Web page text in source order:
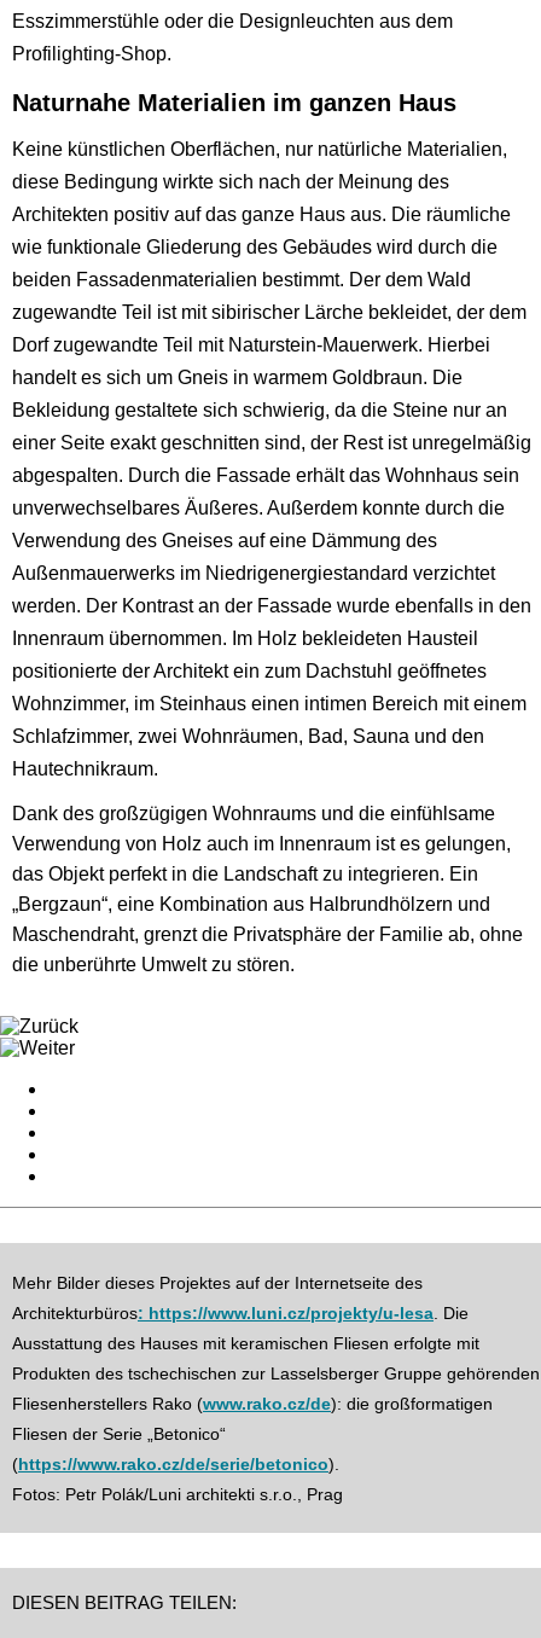
Esszimmerstühle oder die Designleuchten aus dem
Profilighting-Shop.
Naturnahe Materialien im ganzen Haus
Keine künstlichen Oberflächen, nur natürliche Materialien,
diese Bedingung wirkte sich nach der Meinung des
Architekten positiv auf das ganze Haus aus. Die räumliche
wie funktionale Gliederung des Gebäudes wird durch die
beiden Fassadenmaterialien bestimmt. Der dem Wald
zugewandte Teil ist mit sibirischer Lärche bekleidet, der dem
Dorf zugewandte Teil mit Naturstein-Mauerwerk. Hierbei
handelt es sich um Gneis in warmem Goldbraun. Die
Bekleidung gestaltete sich schwierig, da die Steine nur an
einer Seite exakt geschnitten sind, der Rest ist unregelmäßig
abgespalten. Durch die Fassade erhält das Wohnhaus sein
unverwechselbares Äußeres. Außerdem konnte durch die
Verwendung des Gneises auf eine Dämmung des
Außenmauerwerks im Niedrigenergiestandard verzichtet
werden. Der Kontrast an der Fassade wurde ebenfalls in den
Innenraum übernommen. Im Holz bekleideten Hausteil
positionierte der Architekt ein zum Dachstuhl geöffnetes
Wohnzimmer, im Steinhaus einen intimen Bereich mit einem
Schlafzimmer, zwei Wohnräumen, Bad, Sauna und den
Hautechnikraum.
Dank des großzügigen Wohnraums und die einfühlsame
Verwendung von Holz auch im Innenraum ist es gelungen,
das Objekt perfekt in die Landschaft zu integrieren. Ein
„Bergzaun“, eine Kombination aus Halbrundhölzern und
Maschendraht, grenzt die Privatsphäre der Familie ab, ohne
die unberührte Umwelt zu stören.
Mehr Bilder dieses Projektes auf der Internetseite des
Architekturbüros: https://www.luni.cz/projekty/u-lesa . Die
Ausstattung des Hauses mit keramischen Fliesen erfolgte mit
Produkten des tschechischen zur Lasselsberger Gruppe gehörenden
Fliesenherstellers Rako (www.rako.cz/de): die großformatigen
Fliesen der Serie „Betonico“
(https://www.rako.cz/de/serie/betonico).
Fotos: Petr Polák/Luni architekti s.r.o., Prag
DIESEN BEITRAG TEILEN: